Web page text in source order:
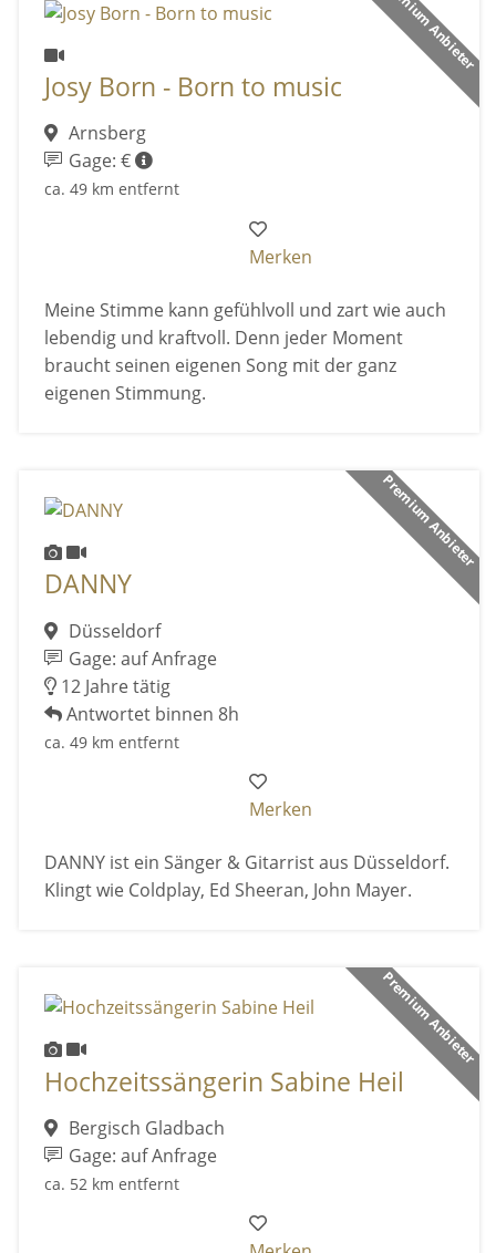
Premium Anbieter
Josy Born - Born to music
Arnsberg
Gage: €
ca. 49 km entfernt
Merken
Meine Stimme kann gefühlvoll und zart wie auch
lebendig und kraftvoll. Denn jeder Moment
braucht seinen eigenen Song mit der ganz
eigenen Stimmung.
Premium Anbieter
DANNY
Düsseldorf
Gage: auf Anfrage
12 Jahre tätig
Antwortet binnen 8h
ca. 49 km entfernt
Merken
DANNY ist ein Sänger & Gitarrist aus Düsseldorf.
Klingt wie Coldplay, Ed Sheeran, John Mayer.
Premium Anbieter
Hochzeitssängerin Sabine Heil
Bergisch Gladbach
Gage: auf Anfrage
ca. 52 km entfernt